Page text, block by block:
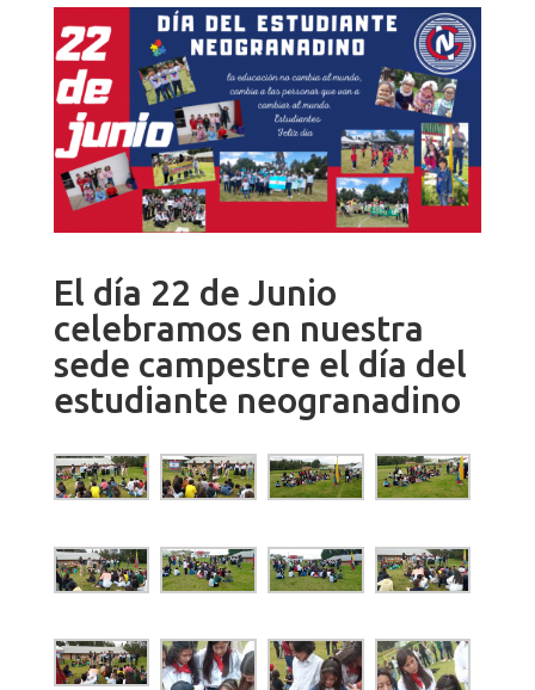
El día 22 de Junio
celebramos en nuestra
sede campestre el día del
estudiante neogranadino